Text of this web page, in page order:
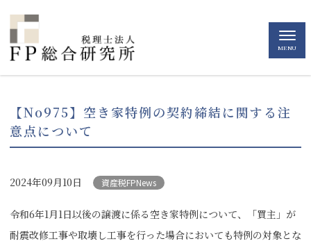
MENU
【No975】空き家特例の契約締結に関する注
意点について
2024年09月10日 資産税FPNews
令和6年1月1日以後の譲渡に係る空き家特例について、「買主」が
耐震改修工事や取壊し工事を行った場合においても特例の対象とな